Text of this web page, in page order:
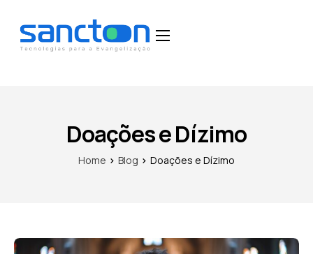
DepoimentosDoações e Dízimo
Home Blog Doações e Dízimo